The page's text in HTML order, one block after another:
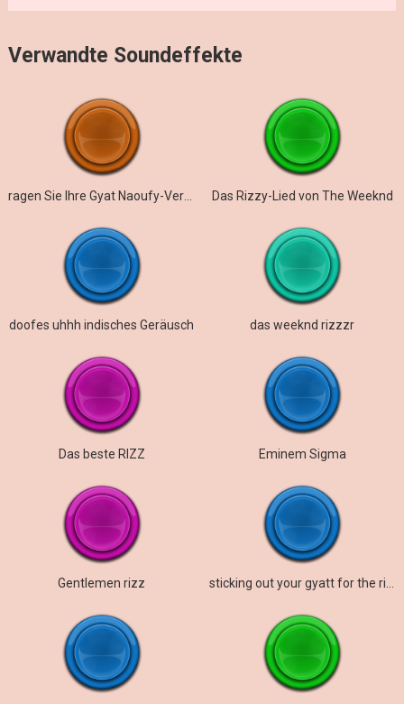
Verwandte Soundeffekte
ragen Sie Ihre Gyat Naoufy-Version heraus Das Rizzy-Lied von The Weeknd
doofes uhhh indisches Geräusch das weeknd rizzzr
Das beste RIZZ Eminem Sigma
Gentlemen rizz